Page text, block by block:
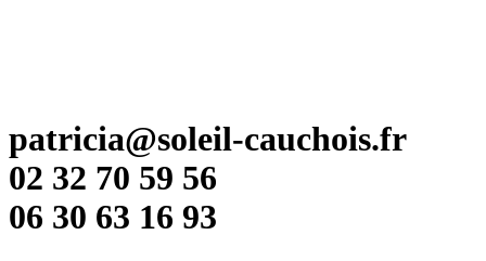
patricia@soleil-cauchois.fr
02 32 70 59 56
06 30 63 16 93